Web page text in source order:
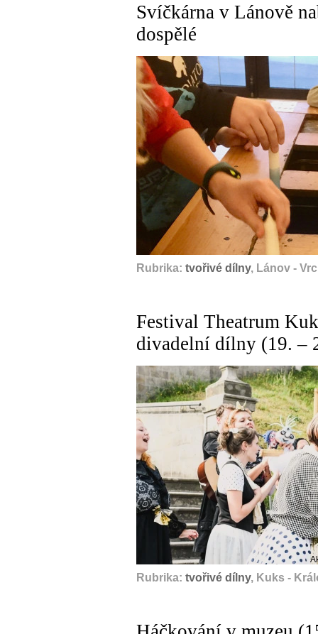
Svíčkárna v Lánově
dospělé
Rubrika: tvořivé dílny, Lánov -
Festival Theatrum
divadelní dílny (19. –
Rubrika: tvořivé dílny, Kuks -